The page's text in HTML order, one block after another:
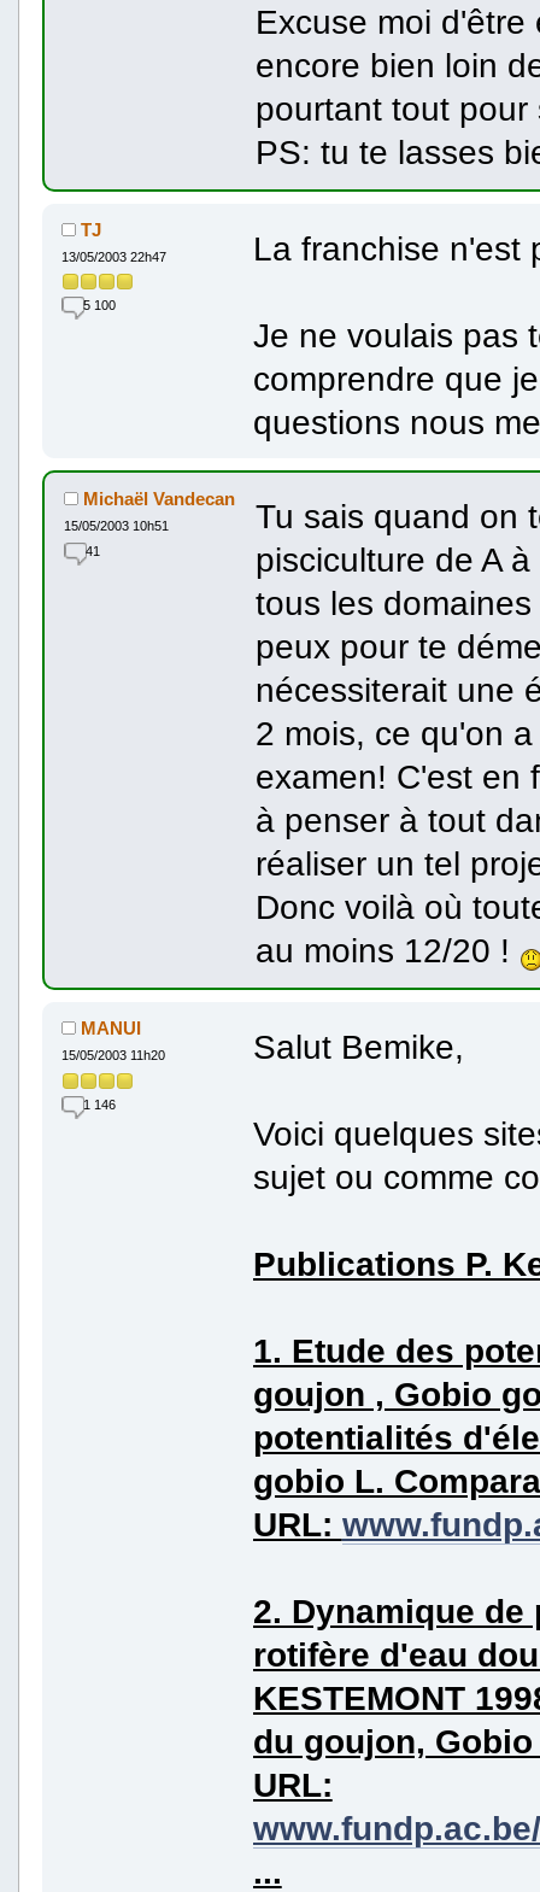
Excuse moi
encore bien loin
pourtant tout pour
PS: tu te lasses
TJ
13/05/2003 22h47
5 100
La franchise n'est
Je ne voulais pas
comprendre que
questions nous
Michaël Vandecan
15/05/2003 10h51
41
Tu sais quand on
pisciculture de A
tous les
peux pour te
nécessiterait une
2 mois, ce qu'on
examen! C'est en
à penser à tout
réaliser un tel
Donc voilà où
au moins 12/20 !
MANUI
15/05/2003 11h20
1 146
Salut Bemike,
Voici quelques
sujet ou comme
Publications P.
1. Etude des
goujon , Gobio
potentialités
gobio L.
URL:
2. Dynamique
rotifère d'eau
KESTEMONT
du goujon,
URL:
...